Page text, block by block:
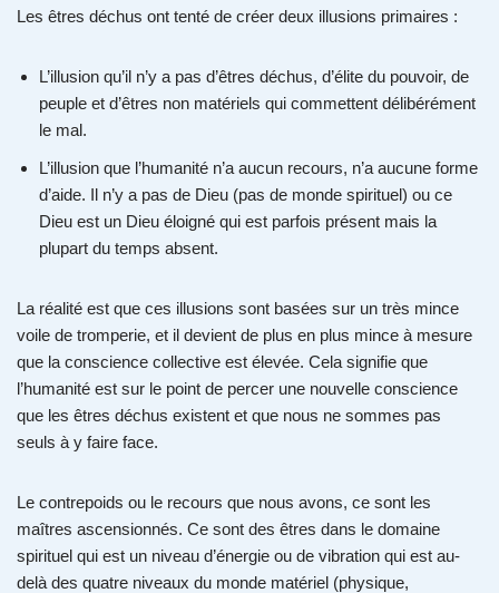
Les êtres déchus ont tenté de créer deux illusions primaires :
L’illusion qu’il n’y a pas d’êtres déchus, d’élite du pouvoir, de
peuple et d’êtres non matériels qui commettent délibérément
le mal.
L’illusion que l’humanité n’a aucun recours, n’a aucune forme
d’aide. Il n’y a pas de Dieu (pas de monde spirituel) ou ce
Dieu est un Dieu éloigné qui est parfois présent mais la
plupart du temps absent.
La réalité est que ces illusions sont basées sur un très mince
voile de tromperie, et il devient de plus en plus mince à mesure
que la conscience collective est élevée. Cela signifie que
l’humanité est sur le point de percer une nouvelle conscience
que les êtres déchus existent et que nous ne sommes pas
seuls à y faire face.
Le contrepoids ou le recours que nous avons, ce sont les
maîtres ascensionnés. Ce sont des êtres dans le domaine
spirituel qui est un niveau d’énergie ou de vibration qui est au-
delà des quatre niveaux du monde matériel (physique,